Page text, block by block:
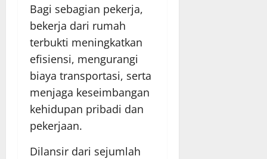
Bagi sebagian pekerja,
bekerja dari rumah
terbukti meningkatkan
efisiensi, mengurangi
biaya transportasi, serta
menjaga keseimbangan
kehidupan pribadi dan
pekerjaan.
Dilansir dari sejumlah